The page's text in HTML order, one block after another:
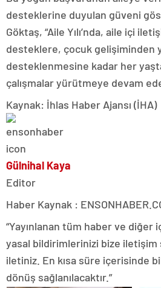
desteklerine duyulan güveni
Göktaş, “Aile Yılı’nda, aile içi
desteklere, çocuk gelişiminden
desteklenmesine kadar her
çalışmalar yürütmeye devam
Kaynak: İhlas Haber Ajansı (İHA)
Gülnihal Kaya
Editor
Haber Kaynak :
“Yayınlanan tüm haber ve diğer
yasal bildirimlerinizi bize iletişim
iletiniz. En kısa süre içerisinde
dönüş sağlanılacaktır.”